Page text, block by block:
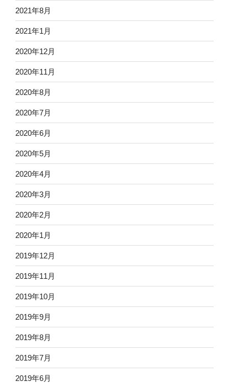
2021年8月
2021年1月
2020年12月
2020年11月
2020年8月
2020年7月
2020年6月
2020年5月
2020年4月
2020年3月
2020年2月
2020年1月
2019年12月
2019年11月
2019年10月
2019年9月
2019年8月
2019年7月
2019年6月